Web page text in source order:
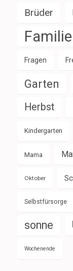
Brüder
Familie
Fragen
Garten
Herbst
Kindergarten
Mama
Oktober
Selbstfürsorge
sonne
Wochenende